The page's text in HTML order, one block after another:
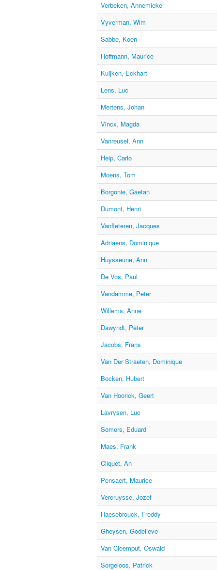
Verbeken, Annemieke
Vyverman, Wim
Sabbe, Koen
Hoffmann, Maurice
Kuijken, Eckhart
Lens, Luc
Mertens, Johan
Vincx, Magda
Vanreusel, Ann
Heip, Carlo
Moens, Tom
Borgonie, Gaetan
Dumont, Henri
Vanfleteren, Jacques
Adriaens, Dominique
Huysseune, Ann
De Vos, Paul
Vandamme, Peter
Willems, Anne
Dawyndt, Peter
Jacobs, Frans
Van Der Straeten, Dominique
Bocken, Hubert
Van Hoorick, Geert
Lavrysen, Luc
Somers, Eduard
Maes, Frank
Cliquet, An
Pensaert, Maurice
Vercruysse, Jozef
Haesebrouck, Freddy
Gheysen, Godelieve
Van Cleemput, Oswald
Sorgeloos, Patrick